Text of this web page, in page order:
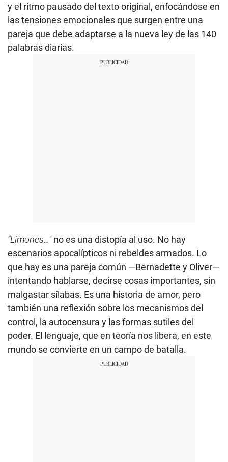
y el ritmo pausado del texto original, enfocándose en
las tensiones emocionales que surgen entre una
pareja que debe adaptarse a la nueva ley de las 140
palabras diarias.
“Limones…"no es una distopía al uso. No hay
escenarios apocalípticos ni rebeldes armados. Lo
que hay es una pareja común —Bernadette y Oliver—
intentando hablarse, decirse cosas importantes, sin
malgastar sílabas. Es una historia de amor, pero
también una reflexión sobre los mecanismos del
control, la autocensura y las formas sutiles del
poder. El lenguaje, que en teoría nos libera, en este
mundo se convierte en un campo de batalla.